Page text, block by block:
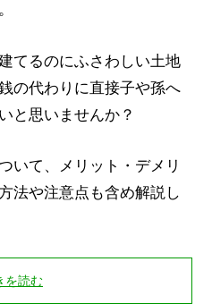
てるのにふさわしい土地
の代わりに直接子や孫へ
と思いませんか？
いて、メリット・デメリ
法や注意点も含め解説し
を読む